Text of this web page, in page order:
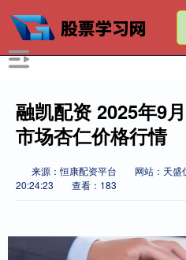
融凯配资 2025年9
市场杏仁价格行情
来源：恒康配资平台 网站：天盛
20:24:23
查看：183